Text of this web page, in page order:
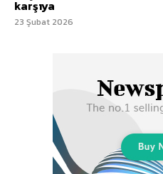
karşıya
23 Şubat 2026